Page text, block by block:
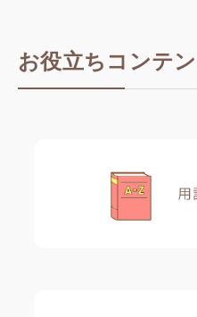
お役立ちコンテ